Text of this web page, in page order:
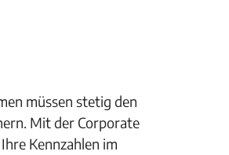
müssen stetig den
Mit der Corporate
Kennzahlen im